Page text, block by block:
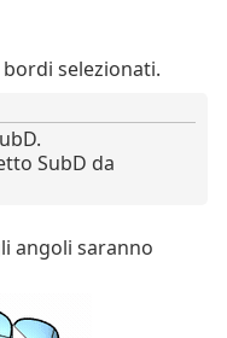
selezionati.
SubD da
angoli saranno